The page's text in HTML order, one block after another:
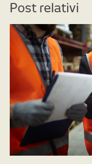
Post relativi